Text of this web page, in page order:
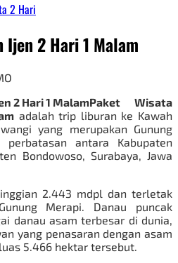
2 Hari
Ijen 2 Hari 1 Malam
Paket Wisata
adalah trip liburan ke Kawah
yang merupakan Gunung
antara Kabupaten
Bondowoso, Surabaya, Jawa
2.443 mdpl dan terletak
Merapi. Danau puncak
danau asam terbesar di dunia,
yang penasaran dengan asam
5.466 hektar tersebut.